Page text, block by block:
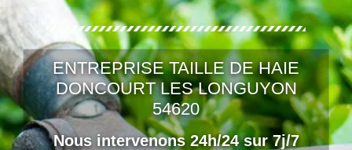
ENTREPRISE TAILLE DE HAIE
DONCOURT LES LONGUYON
54620
Nous intervenons 24h/24 sur 7j/7